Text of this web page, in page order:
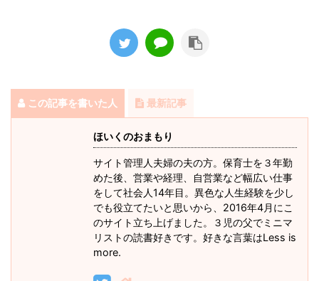
この記事を書いた人 最新記事
ほいくのおまもり
サイト管理人夫婦の夫の方。保育士を３年勤
めた後、営業や経理、自営業など幅広い仕事
をして社会人14年目。異色な人生経験を少し
でも役立てたいと思いから、2016年4月にこ
のサイト立ち上げました。３児の父でミニマ
リストの読書好きです。好きな言葉はLess is
more.